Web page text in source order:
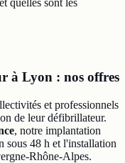
à Lyon : nos offres
et professionnels
de leur défibrillateur.
, notre implantation
sous 48 h et l'installation
Rhône-Alpes.